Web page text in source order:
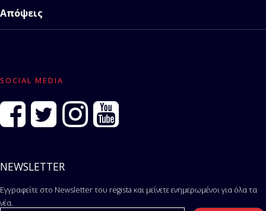
Απόψεις
SOCIAL MEDIA
NEWSLETTER
Εγγραφείτε στο Newsletter του regista και μείνετε ενημερωμένοι για όλα τα
νέα.